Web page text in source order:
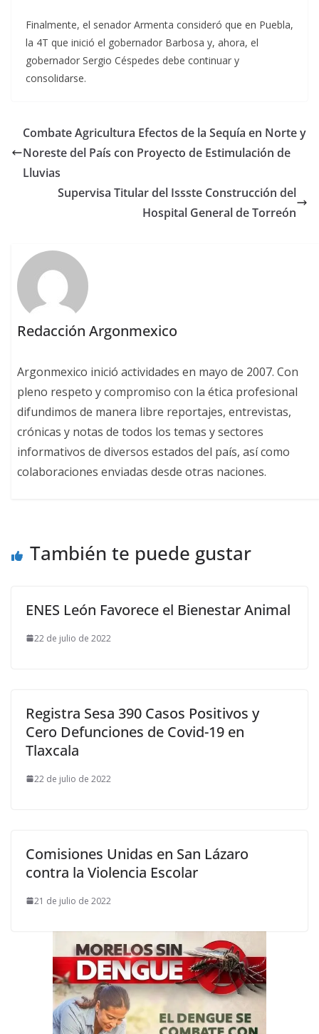
Finalmente, el senador Armenta consideró que en Puebla,
la 4T que inició el gobernador Barbosa y, ahora, el
gobernador Sergio Céspedes debe continuar y
consolidarse.
Combate Agricultura Efectos de la Sequía en Norte y
Noreste del País con Proyecto de Estimulación de
Lluvias
Supervisa Titular del Issste Construcción del
Hospital General de Torreón
Redacción Argonmexico
Argonmexico inició actividades en mayo de 2007. Con
pleno respeto y compromiso con la ética profesional
difundimos de manera libre reportajes, entrevistas,
crónicas y notas de todos los temas y sectores
informativos de diversos estados del país, así como
colaboraciones enviadas desde otras naciones.
También te puede gustar
ENES León Favorece el Bienestar Animal
22 de julio de 2022
Registra Sesa 390 Casos Positivos y
Cero Defunciones de Covid-19 en
Tlaxcala
22 de julio de 2022
Comisiones Unidas en San Lázaro
contra la Violencia Escolar
21 de julio de 2022